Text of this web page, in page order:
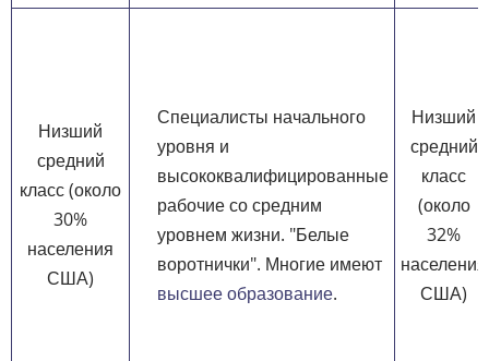
Низший
средний
класс (около
30%
населения
США)
Специалисты начального
уровня и
высококвалифицированные
рабочие со средним
уровнем жизни. "Белые
воротнички". Многие имеют
высшее образование.
Низший
средний
класс
(около
32%
населения
США)